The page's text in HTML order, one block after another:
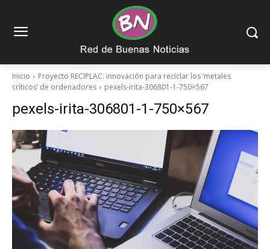
Inicio
Proyecto RECIPLAC: innovación para reciclar los ‘metales
críticos’ de ordenadores
pexels-irita-306801-1-750×567
pexels-irita-306801-1-750×567